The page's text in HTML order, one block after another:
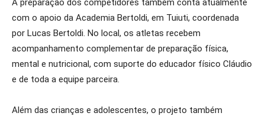
A preparação dos competidores também conta atualmente
com o apoio da Academia Bertoldi, em Tuiuti, coordenada
por Lucas Bertoldi. No local, os atletas recebem
acompanhamento complementar de preparação física,
mental e nutricional, com suporte do educador físico Cláudio
e de toda a equipe parceira.
Além das crianças e adolescentes, o projeto também